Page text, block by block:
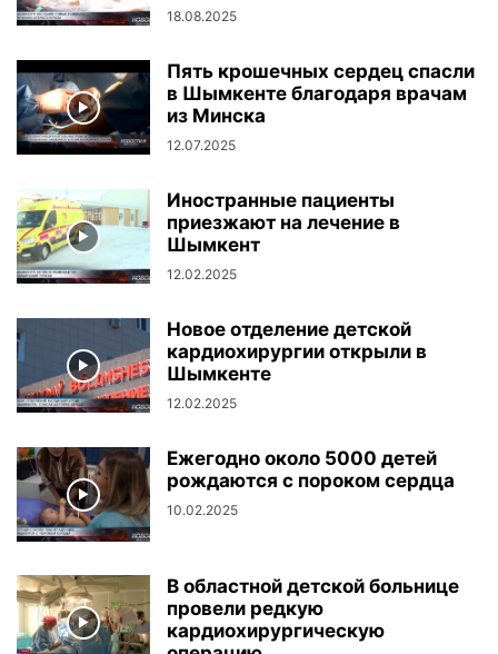
18.08.2025
Пять крошечных сердец спасли
в Шымкенте благодаря врачам
из Минска
12.07.2025
Иностранные пациенты
приезжают на лечение в
Шымкент
12.02.2025
Новое отделение детской
кардиохирургии открыли в
Шымкенте
12.02.2025
Ежегодно около 5000 детей
рождаются с пороком сердца
10.02.2025
В областной детской больнице
провели редкую
кардиохирургическую